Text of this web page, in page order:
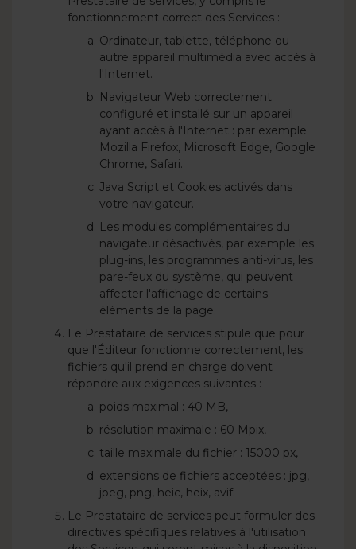
fonctionnement correct des Services :
Ordinateur, tablette, téléphone ou
autre appareil multimédia avec accès à
l'Internet.
Navigateur Web correctement
configuré et installé sur un appareil
ayant accès à l'Internet : par exemple
Mozilla Firefox, Microsoft Edge, Google
Chrome, Safari.
Java Script et Cookies activés dans
votre navigateur.
Les modules complémentaires du
navigateur désactivés, par exemple les
plug-ins, les programmes anti-virus, les
pare-feux du système, qui peuvent
affecter l'affichage de certains
éléments de la page.
Le Prestataire de services stipule que pour
que l'Éditeur fonctionne correctement, les
fichiers qu'il prend en charge doivent
répondre aux exigences suivantes :
poids maximal : 40 MB,
résolution maximale : 60 Mpix,
taille maximale du fichier : 15000 px,
extensions de fichiers acceptées : jpg,
jpeg, png, heic, heix, avif.
Le Prestataire de services peut formuler des
directives spécifiques relatives à l'utilisation